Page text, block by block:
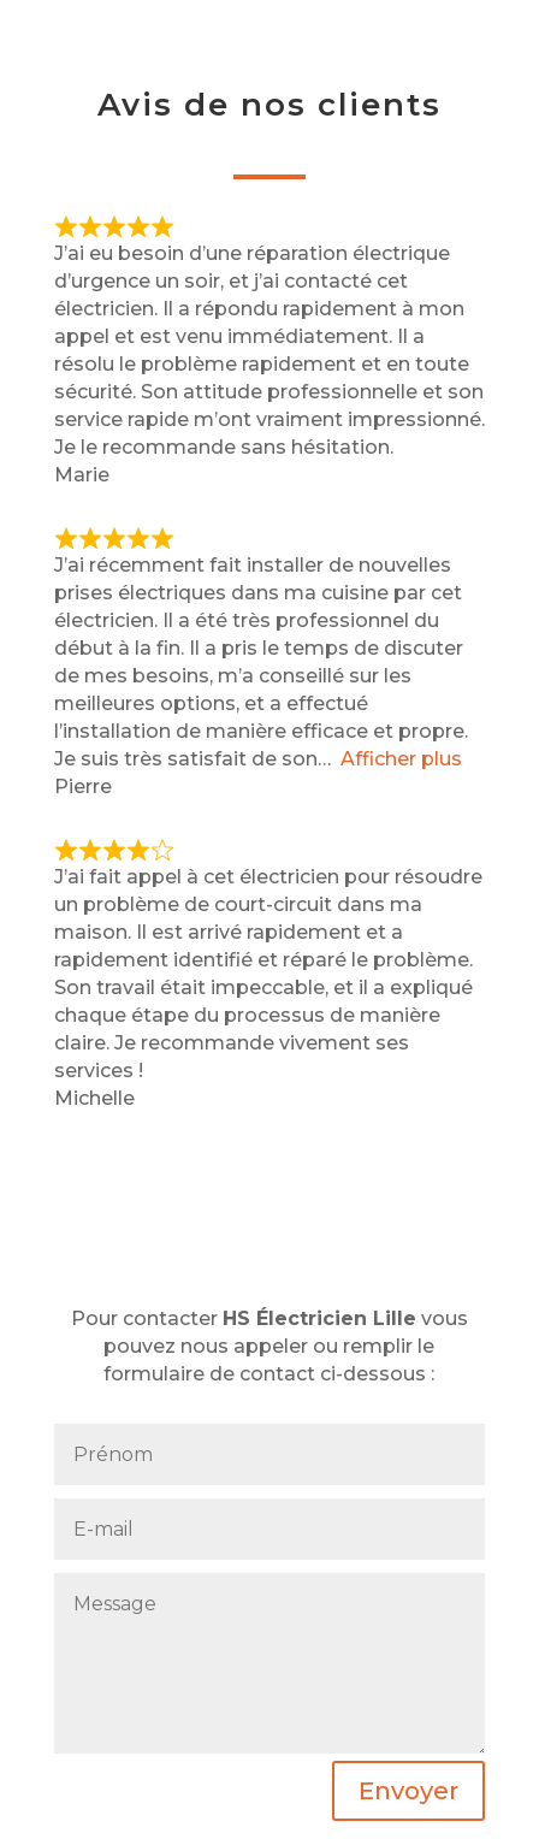
Avis de nos clients
R
a
t
e
d
5
,
0
o
o
f
5
J’ai eu besoin d’une réparation électrique
d’urgence un soir, et j’ai contacté cet
électricien. Il a répondu rapidement à mon
appel et est venu immédiatement. Il a
résolu le problème rapidement et en toute
sécurité. Son attitude professionnelle et son
service rapide m’ont vraiment impressionné.
Je le recommande sans hésitation.
Marie
R
a
e
d
5
,
0
o
o
f
5
J’ai récemment fait installer de nouvelles
prises électriques dans ma cuisine par cet
électricien. Il a été très professionnel du
début à la fin. Il a pris le temps de discuter
de mes besoins, m’a conseillé sur les
meilleures options, et a effectué
l’installation de manière efficace et propre.
Je suis très satisfait de son
Afficher plus
Pierre
R
a
t
e
d
4
,
0
o
u
J’ai fait appel à cet électricien pour résoudre
un problème de court-circuit dans ma
maison. Il est arrivé rapidement et a
rapidement identifié et réparé le problème.
Son travail était impeccable, et il a expliqué
chaque étape du processus de manière
claire. Je recommande vivement ses
services !
Michelle
Pour contacter HS Électricien Lille vous
pouvez nous appeler ou remplir le
formulaire de contact ci-dessous :
Envoyer